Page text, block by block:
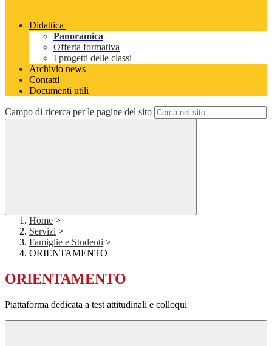
Didattica
Panoramica
Offerta formativa
I progetti delle classi
Archivio news
Contatti
Documenti utili
Campo di ricerca per le pagine del sito
Home >
Servizi >
Famiglie e Studenti >
ORIENTAMENTO
ORIENTAMENTO
Piattaforma dedicata a test attitudinali e colloqui